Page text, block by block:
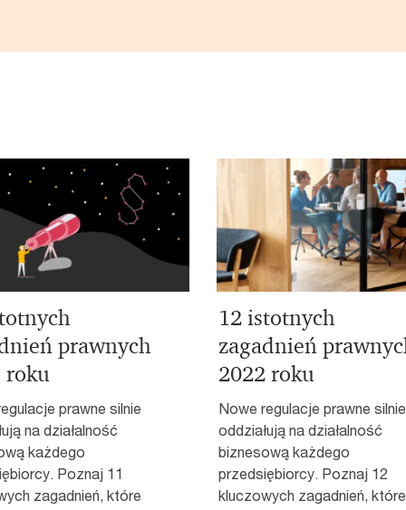
prawnych
roku
prawne silnie
na działalność
każdego
Poznaj 11
zagadnień, które
12 istotnych
zagadnień
2022 roku
Nowe regulacje prawne silnie
oddziałują na działalność
biznesową każdego
przedsiębiorcy. Poznaj 12
kluczowych zagadnień, które